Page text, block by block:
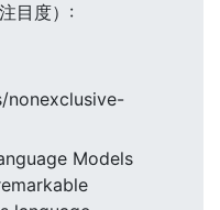
目度）:
nonexclusive-
Models